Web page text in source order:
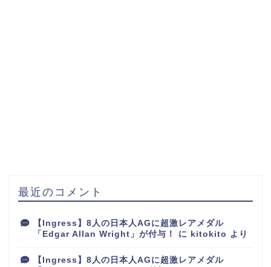
最近のコメント
【Ingress】8人の日本人AGに超激レアメダル
「Edgar Allan Wright」が付与！
に kitokito より
【Ingress】8人の日本人AGに超激レアメダル